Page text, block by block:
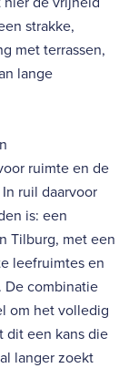
strakke,
met terrassen,
lange
ruimte en de
ruil daarvoor
is: een
Tilburg, met een
leefruimtes en
De combinatie
om het volledig
dit een kans die
langer zoekt